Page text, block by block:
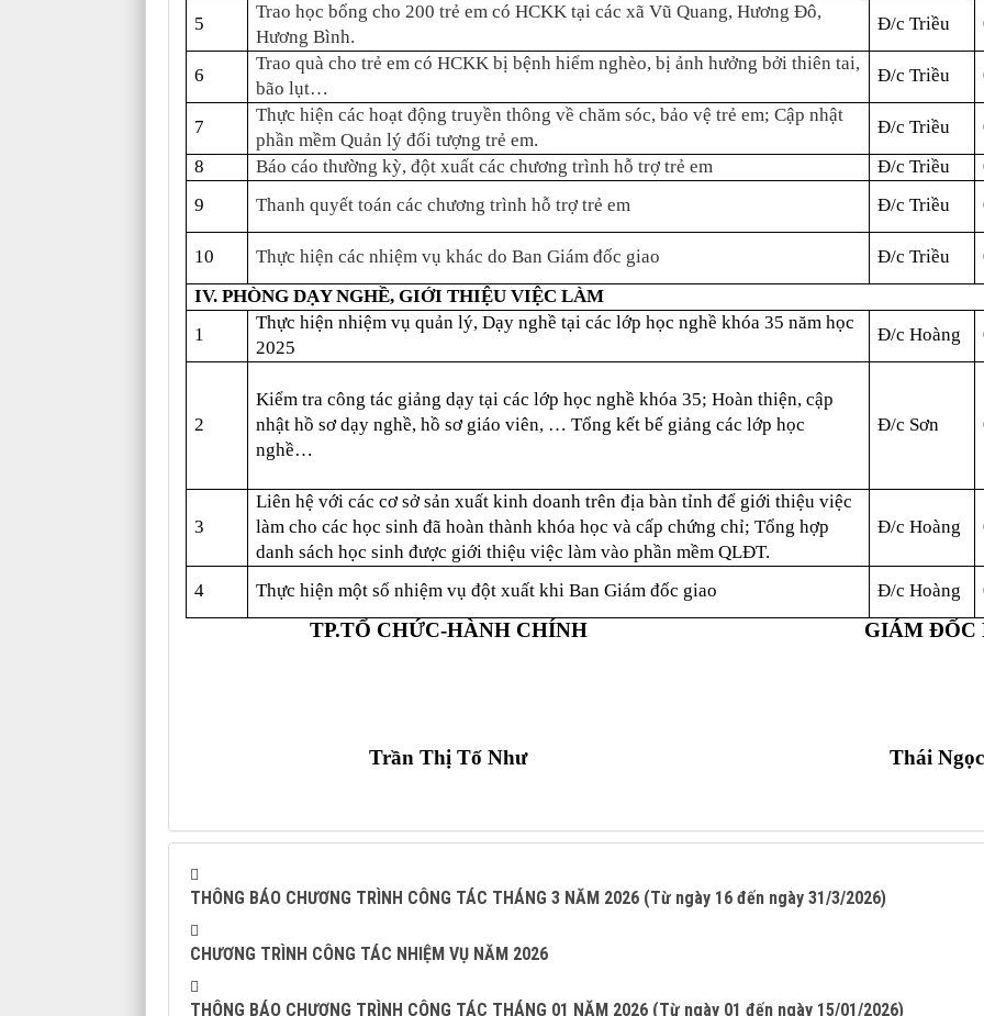
5
Trao học bổng cho 200 trẻ em có HCKK tại các xã Vũ Quang, Hương Đô,
Hương Bình.
Đ/c Triều
6
Trao quà cho trẻ em có HCKK bị bệnh hiểm nghèo, bị ảnh hưởng bởi thiên tai,
bão lụt…
Đ/c Triều
7
Thực hiện các hoạt động truyền thông về chăm sóc, bảo vệ trẻ em; Cập nhật
phần mềm Quản lý đối tượng trẻ em.
Đ/c Triều
8
Báo cáo thường kỳ, đột xuất các chương trình hỗ trợ trẻ em Đ/c Triều
9
Thanh quyết toán các chương trình hỗ trợ trẻ em Đ/c Triều
10
Thực hiện các nhiệm vụ khác do Ban Giám đốc giao Đ/c Triều
IV. PHÒNG DẠY NGHỀ, GIỚI THIỆU VIỆC LÀM
1
Thực hiện nhiệm vụ quản lý, Dạy nghề tại các lớp học nghề khóa 35 năm học
2025
Đ/c Hoàng
2
Kiểm tra công tác giảng dạy tại các lớp học nghề khóa 35; Hoàn thiện, cập
nhật hồ sơ dạy nghề, hồ sơ giáo viên, … Tổng kết bế giảng các lớp học
nghề…
Đ/c Sơn
3
Liên hệ với các cơ sở sản xuất kinh doanh trên địa bàn tỉnh để giới thiệu việc
làm cho các học sinh đã hoàn thành khóa học và cấp chứng chỉ; Tổng hợp
danh sách học sinh được giới thiệu việc làm vào phần mềm QLĐT.
Đ/c Hoàng
4 Thực hiện một số nhiệm vụ đột xuất khi Ban Giám đốc giao Đ/c Hoàng
TP.TỔ CHỨC-HÀNH CHÍNH
Trần Thị Tố Như
GIÁM ĐỐC
Thái Ngọc
THÔNG BÁO CHƯƠNG TRÌNH CÔNG TÁC THÁNG 3 NĂM 2026 (Từ ngày 16 đến ngày 31/3/2026)
CHƯƠNG TRÌNH CÔNG TÁC NHIỆM VỤ NĂM 2026
THÔNG BÁO CHƯƠNG TRÌNH CÔNG TÁC THÁNG 01 NĂM 2026 (Từ ngày 01 đến ngày 15/01/2026)